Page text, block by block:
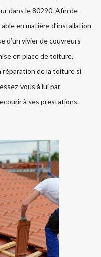
dans le 80290. Afin de
en matière d’installation
d’un vivier de couvreurs
en place de toiture,
réparation de la toiture si
vous à lui par
à ses prestations.